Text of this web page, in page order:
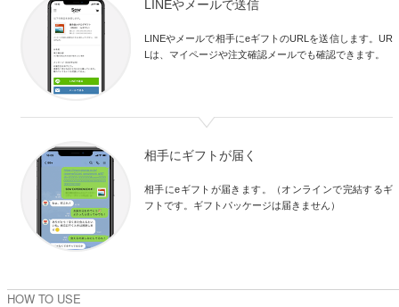
LINEやメールで送信
LINEやメールで相手にeギフトのURLを送信します。UR
Lは、マイページや注文確認メールでも確認できます。
相手にギフトが届く
相手にeギフトが届きます。（オンラインで完結するギ
フトです。ギフトパッケージは届きません）
HOW TO USE